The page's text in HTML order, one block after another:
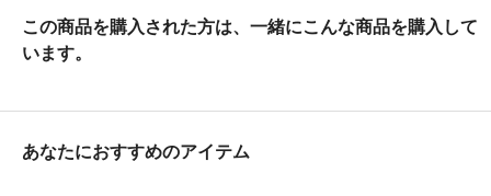
この商品を購入された方は、一緒にこんな商品を購入して
います。
あなたにおすすめのアイテム